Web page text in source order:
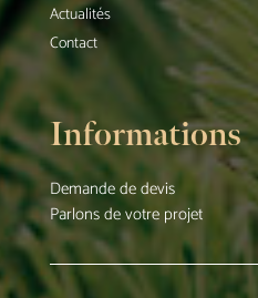
Actualités
Contact
Informations
Demande de devis
Parlons de votre projet